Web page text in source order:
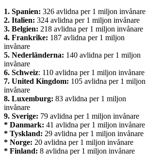
1. Spanien: 326 avlidna per 1 miljon invånare
2. Italien: 324 avlidna per 1 miljon invånare
3. Belgien: 218 avlidna per 1 miljon invånare
4. Frankrike: 187 avlidna per 1 miljon
invånare
5. Nederländerna: 140 avlidna per 1 miljon
invånare
6. Schweiz: 110 avlidna per 1 miljon invånare
7. United Kingdom: 105 avlidna per 1 miljon
invånare
8. Luxemburg: 83 avlidna per 1 miljon
invånare
9. Sverige: 79 avlidna per 1 miljon invånare
* Danmark: 41 avlidna per 1 miljon invånare
* Tyskland: 29 avlidna per 1 miljon invånare
* Norge: 20 avlidna per 1 miljon invånare
* Finland: 8 avlidna per 1 miljon invånare